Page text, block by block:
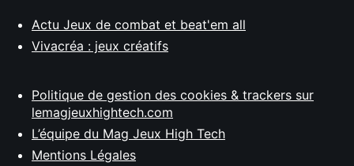
Actu Jeux de combat et beat'em all
Vivacréa : jeux créatifs
Politique de gestion des cookies & trackers sur
lemagjeuxhightech.com
L’équipe du Mag Jeux High Tech
Mentions Légales